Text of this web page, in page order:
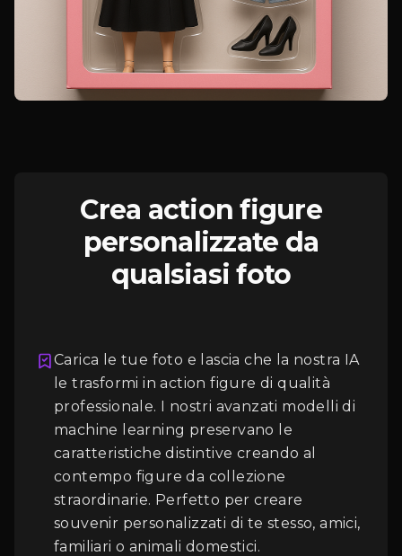
Crea action figure
personalizzate da
qualsiasi foto
Carica le tue foto e lascia che la nostra IA
le trasformi in action figure di qualità
professionale. I nostri avanzati modelli di
machine learning preservano le
caratteristiche distintive creando al
contempo figure da collezione
straordinarie. Perfetto per creare
souvenir personalizzati di te stesso, amici,
familiari o animali domestici.
Accesso